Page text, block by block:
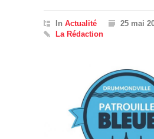
In Actualité
25 mai
La Rédaction